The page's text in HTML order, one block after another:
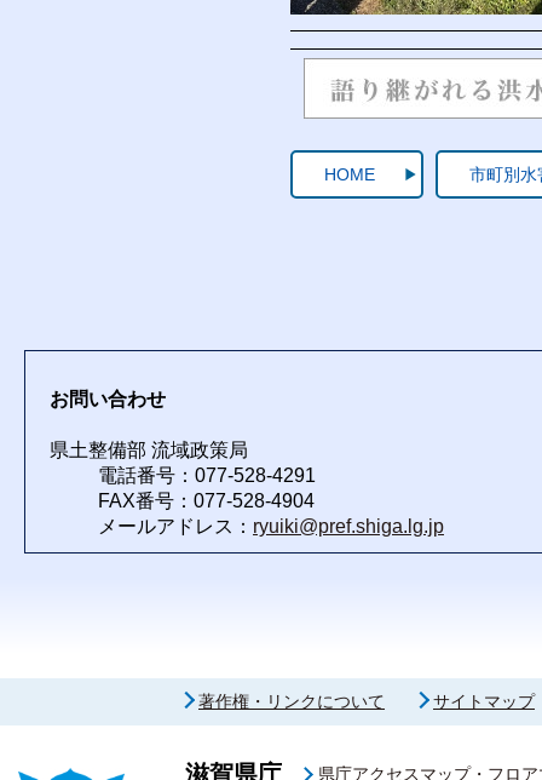
HOME 市町別水
お問い合わせ
県土整備部 流域政策局
電話番号：077-528-4291
FAX番号：077-528-4904
メールアドレス： ryuiki@pref.shiga.lg.jp
著作権・リンクについて サイトマップ
滋賀県庁 県庁アクセスマップ・フロ